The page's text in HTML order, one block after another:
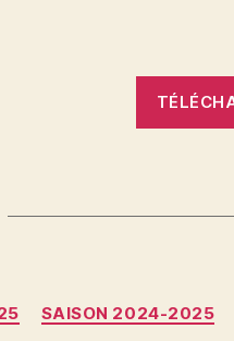
SAISON 2024-2025